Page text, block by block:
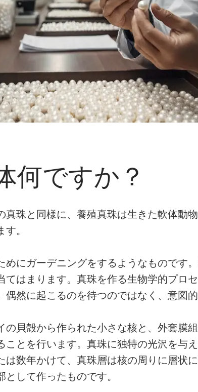
何ですか？
珠と同様に、養殖真珠は生きた軟体動
。
にガーデニングをするようなものです
はまります。真珠を作る生物学的プロ
然に起こるのを待つのではなく、意図的
貝殻から作られた小さな核と、外套膜
とを行います。真珠に独特の光沢を与
は数年かけて、真珠層は核の周りに層状
して作ったものです。